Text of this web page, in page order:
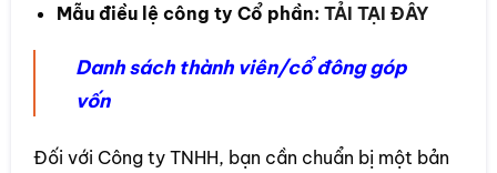
Mẫu điều lệ công ty Cổ phần: TẢI TẠI ĐÂY
Danh sách thành viên/cổ đông góp
vốn
Đối với Công ty TNHH, bạn cần chuẩn bị một bản